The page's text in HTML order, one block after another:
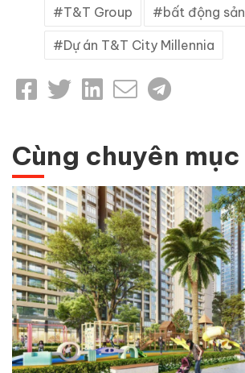
T&T Group bất động sản
Dự án T&T City Millennia
Cùng chuyên mục